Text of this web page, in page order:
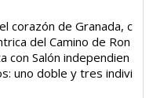
corazón de Granada, c
del Camino de Ron
con Salón independien
uno doble y tres indivi